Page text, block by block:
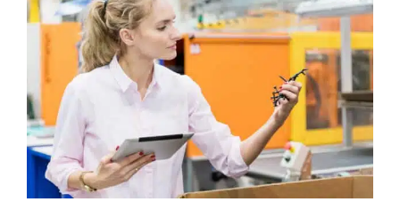
Quality Engineer gezocht (die wél verschil
ziet tussen goed en perfect)